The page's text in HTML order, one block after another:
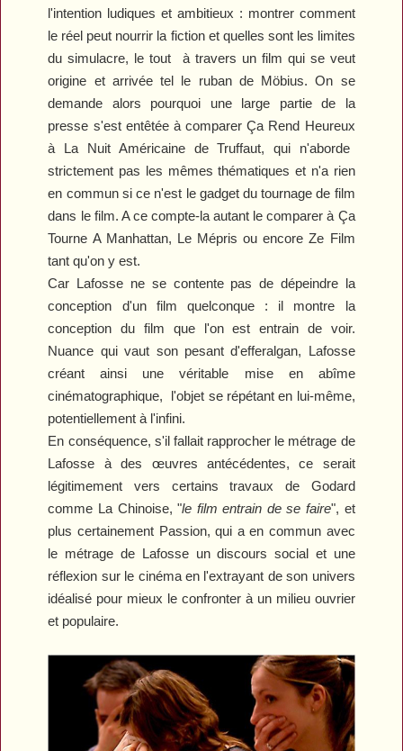
l'intention ludiques et ambitieux : montrer comment
le réel peut nourrir la fiction et quelles sont les limites
du simulacre, le tout
à travers un film qui se veut
origine et arrivée tel le ruban de Möbius. On se
demande alors pourquoi une large partie de la
presse s'est entêtée à comparerÇa Rend Heureux
à La Nuit Américainede Truffaut, qui n'aborde
strictement pas les mêmes thématiques et n'a rien
en commun si ce n'est le gadget du tournage de film
dans le film. A ce compte-la autant le comparer à Ça
Tourne A Manhattan, Le Mépris ou encoreZe Film
tant qu'on y est.
Car Lafosse ne se contente pas de dépeindre la
conception d'un film quelconque : il montre la
conception du film que l'on est entrain de voir.
Nuance qui vaut son pesant d'efferalgan, Lafosse
créant ainsi une véritable mise en abîme
cinématographique,
l'objet se répétant en lui-même,
potentiellement à l'infini.
En conséquence, s'il fallait rapprocher le métrage de
Lafosse à des œuvres antécédentes, ce serait
légitimement vers certains travaux de Godard
comme La Chinoise, "le film entrain de se faire", et
plus certainement Passion, qui a en commun avec
le métrage de Lafosse un discours social et une
réflexion sur le cinéma en l'extrayant de son univers
idéalisé pour mieux le confronter à un milieu ouvrier
et populaire.